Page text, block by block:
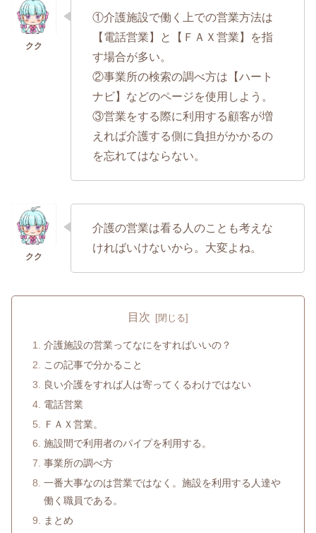
①介護施設で働く上での営業方法は
【電話営業】と【ＦＡＸ営業】を指
す場合が多い。
②事業所の検索の調べ方は【ハート
ナビ】などのページを使用しよう。
③営業をする際に利用する顧客が増
えれば介護する側に負担がかかるの
を忘れてはならない。
介護の営業は看る人のことも考えな
ければいけないから。大変よね。
目次
介護施設の営業ってなにをすればいいの？
この記事で分かること
良い介護をすれば人は寄ってくるわけではない
電話営業
ＦＡＸ営業。
施設間で利用者のパイプを利用する。
事業所の調べ方
一番大事なのは営業ではなく。施設を利用する人達や
働く職員である。
まとめ